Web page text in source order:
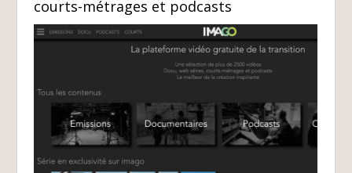
courts-métrages et podcasts